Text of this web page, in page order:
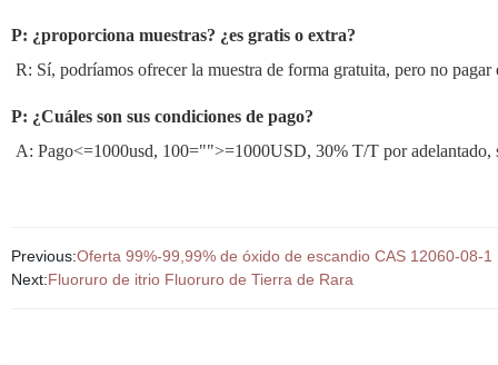
P: ¿proporciona muestras? ¿es gratis o extra?
R: Sí, podríamos ofrecer la muestra de forma gratuita, pero no pagar
P: ¿Cuáles son sus condiciones de pago?
A: Pago<=1000usd, 100="">=1000USD, 30% T/T por adelantado,
Previous:Oferta 99%-99,99% de óxido de escandio CAS 12060-08-1
Next:Fluoruro de itrio Fluoruro de Tierra de Rara